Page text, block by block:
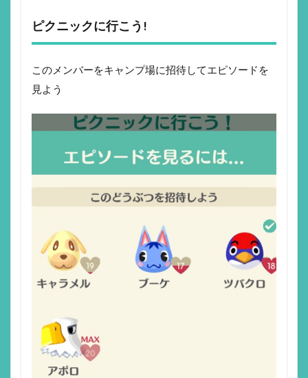
ピクニックに行こう!
このメンバーをキャンプ場に招待してエピソードを
見よう